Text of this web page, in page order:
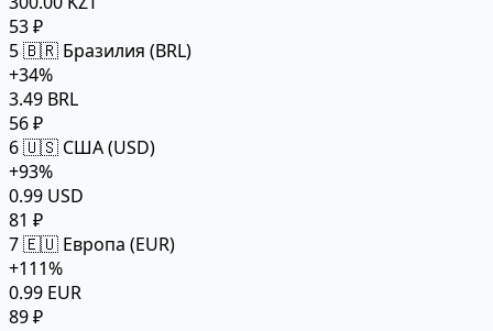
53 ₽
5🇧🇷 Бразилия (BRL)
+34%
3.49 BRL
56 ₽
6🇺🇸 США (USD)
+93%
0.99 USD
81 ₽
7🇪🇺 Европа (EUR)
+111%
0.99 EUR
89 ₽